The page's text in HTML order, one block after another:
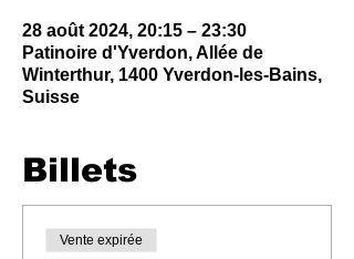
28 août 2024, 20:15 – 23:30
Patinoire d'Yverdon, Allée de
Winterthur, 1400 Yverdon-les-Bains,
Suisse
Billets
Vente expirée